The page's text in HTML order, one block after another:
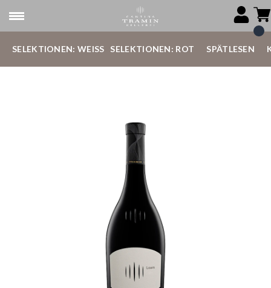
SELEKTIONEN: WEISS SELEKTIONEN: ROT SPÄTLESEN